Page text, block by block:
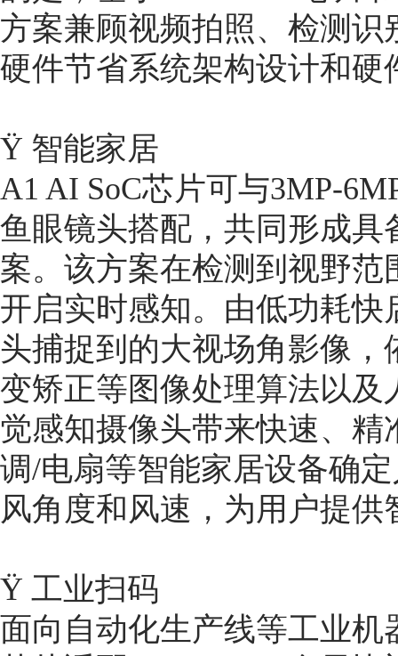
方案兼顾视频拍照、检测
硬件节省系统架构设计和硬
Ÿ 智能家居
A1 AI SoC芯片可与3MP-
鱼眼镜头搭配，共同形成
案。该方案在检测到视野
开启实时感知。由低功耗快
头捕捉到的大视场角影像
变矫正等图像处理算法以
觉感知摄像头带来快速、
调/电扇等智能家居设备确
风角度和风速，为用户提
Ÿ 工业扫码
面向自动化生产线等工业机